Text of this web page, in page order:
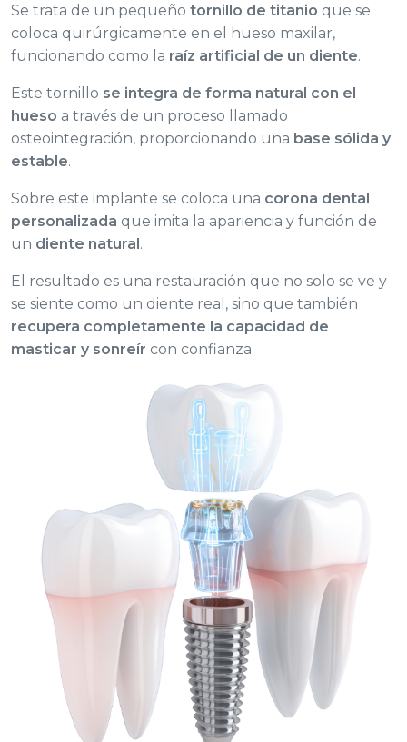
Se trata de un pequeño tornillo de titanio que se
coloca quirúrgicamente en el hueso maxilar,
funcionando como la raíz artificial de un diente.
Este tornillo se integra de forma natural con el
hueso a través de un proceso llamado
osteointegración, proporcionando una base sólida y
estable.
Sobre este implante se coloca una corona dental
personalizada que imita la apariencia y función de
un diente natural.
El resultado es una restauración que no solo se ve y
se siente como un diente real, sino que también
recupera completamente la capacidad de
masticar y sonreír con confianza.